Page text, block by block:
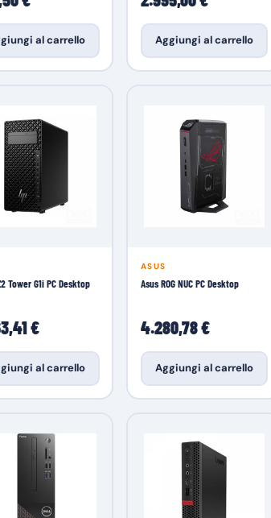
al carrello Aggiungi al carrello
Tower G1i PC Desktop
€
al carrello
ASUS
Asus ROG NUC PC Desktop
4.280,78 €
Aggiungi al carrello